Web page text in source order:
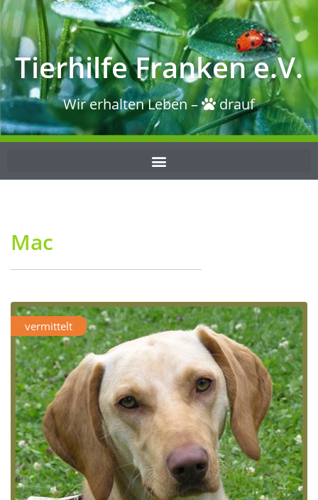
Tierhilfe Franken e.V.
Wir erhalten Leben – drauf
Mac
vermittelt